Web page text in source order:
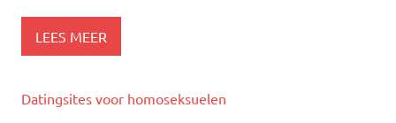
LEES MEER
Datingsites voor homoseksuelen